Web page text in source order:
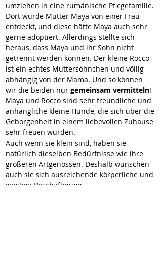
umziehen in eine rumänische Pflegefamilie.
Dort wurde Mutter Maya von einer Frau
entdeckt, und diese hätte Maya auch sehr
gerne adoptiert. Allerdings stellte sich
heraus, dass Maya und ihr Sohn nicht
getrennt werden können. Der kleine Rocco
ist ein echtes Muttersöhnchen und völlig
abhängig von der Mama. Und so können
wir die beiden nur gemeinsam vermitteln!
Maya und Rocco sind sehr freundliche und
anhängliche kleine Hunde, die sich über die
Geborgenheit in einem liebevollen Zuhause
sehr freuen würden.
Auch wenn sie klein sind, haben sie
natürlich dieselben Bedürfnisse wie ihre
größeren Artgenossen. Deshalb wünschen
auch sie sich ausreichende körperliche und
geistige Beschäftigung.